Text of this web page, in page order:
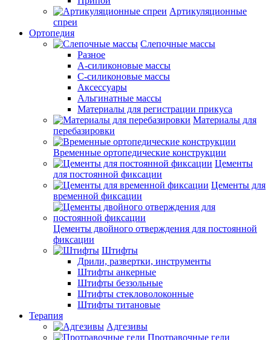
Артикуляционные
спреи
Ортопедия
Слепочные массы
Разное
А-силиконовые массы
С-силиконовые массы
Аксессуары
Альгинатные массы
Материалы для регистрации прикуса
Материалы для
перебазировки
Временные ортопедические конструкции
Цементы
для постоянной фиксации
Цементы для
временной фиксации
Цементы двойного отверждения для постоянной
фиксации
Штифты
Дрили, развертки, инструменты
Штифты анкерные
Штифты беззольные
Штифты стекловолоконные
Штифты титановые
Терапия
Адгезивы
Протравочные гели